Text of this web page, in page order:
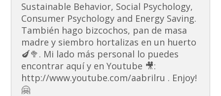
Sustainable Behavior, Social Psychology,
Consumer Psychology and Energy Saving.
También hago bizcochos, pan de masa
madre y siembro hortalizas en un huerto
🍆🥦. Mi lado más personal lo puedes
encontrar aquí y en Youtube 🎥:
http://www.youtube.com/aabrilru . Enjoy!
🤗